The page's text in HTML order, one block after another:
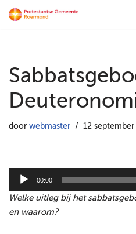
inhoud
door webmaster 12 september
d
i
00:00
Welke uitleg bij het
en waarom?